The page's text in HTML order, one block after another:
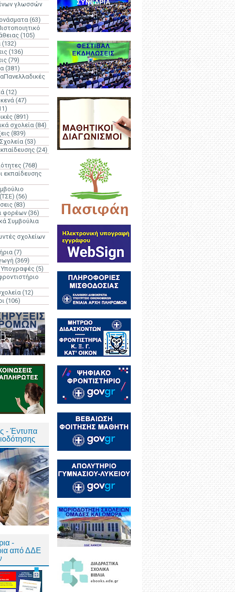
γλωσσών
(63)
(105)
(132)
(136)
(79)
(381)
(12)
(47)
(891)
σχολεία (84)
(839)
(53)
(24)
(768)
εκπαίδευσης
(56)
(83)
φορέων(36)
Συμβούλια
σχολείων
(7)
(369)
Υπογραφές (5)
(12)
(106)
- Έντυπα
-
από ΔΔΕ